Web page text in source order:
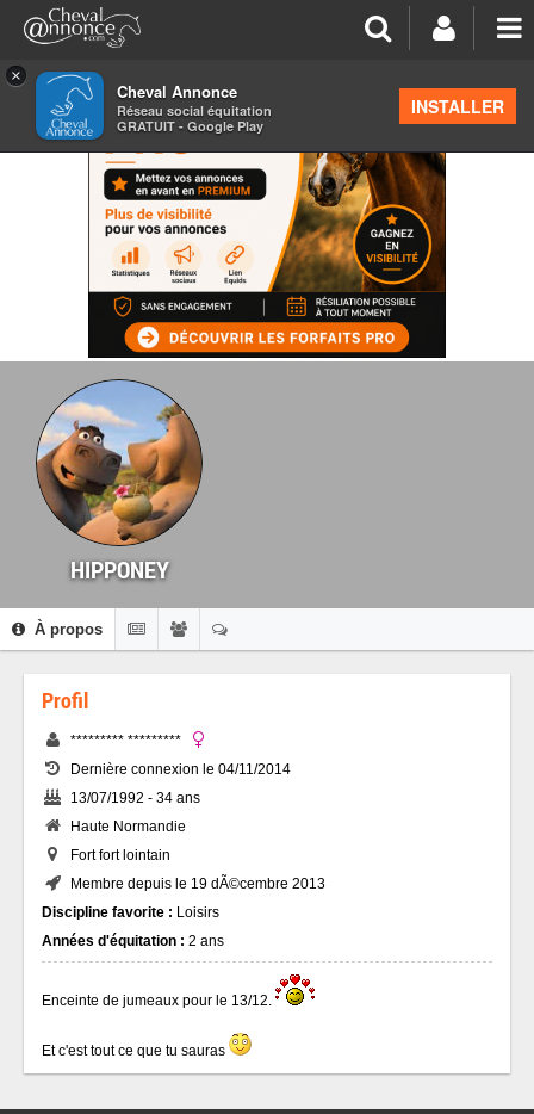
×
Cheval Annonce
Réseau social équitation
GRATUIT - Google Play
INSTALLER
HIPPONEY
À propos
Profil
********* *********
Dernière connexion le 04/11/2014
13/07/1992 - 34 ans
Haute Normandie
Fort fort lointain
Membre depuis le 19 dÃ©cembre 2013
Discipline favorite : Loisirs
Années d'équitation : 2 ans
Enceinte de jumeaux pour le 13/12.
Et c'est tout ce que tu sauras